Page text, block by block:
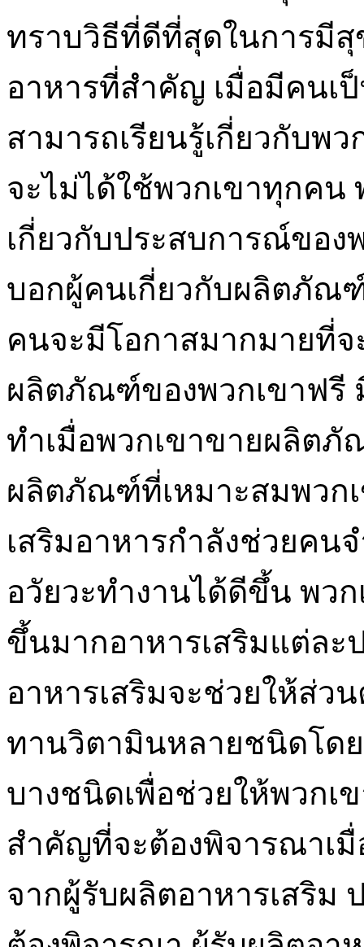
ทราบวิธีที่ดีที่สุดในการมี
อาหารที่สำคัญ เมื่อมีคนเ
สามารถเรียนรู้เกี่ยวกับพ
จะไม่ได้ใช้พวกเขาทุกคน
เกี่ยวกับประสบการณ์ของ
บอกผู้คนเกี่ยวกับผลิตภัณ
คนจะมีโอกาสมากมายที่จ
ผลิตภัณฑ์ของพวกเขาฟรี
ทำเมื่อพวกเขาขายผลิต
ผลิตภัณฑ์ที่เหมาะสมพว
เสริมอาหารกำลังช่วยคน
อวัยวะทำงานได้ดีขึ้น พว
ขึ้นมากอาหารเสริมแต่ละ
อาหารเสริมจะช่วยให้ส่ว
ทานวิตามินหลายชนิดโด
บางชนิดเพื่อช่วยให้พวกเ
สำคัญที่จะต้องพิจารณาเ
จากผู้รับผลิตอาหารเสริ